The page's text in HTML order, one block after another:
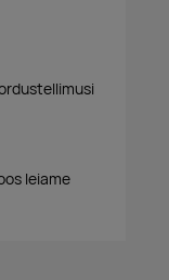
leiame